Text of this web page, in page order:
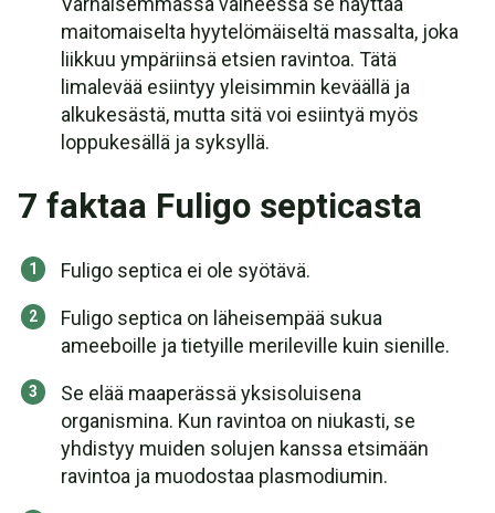
maitomaiselta hyytelömäiseltä massalta, joka
liikkuu ympäriinsä etsien ravintoa. Tätä
limalevää esiintyy yleisimmin keväällä ja
alkukesästä, mutta sitä voi esiintyä myös
loppukesällä ja syksyllä.
7 faktaa Fuligo septicasta
Fuligo septica ei ole syötävä.
Fuligo septica on läheisempää sukua
ameeboille ja tietyille merileville kuin sienille.
Se elää maaperässä yksisoluisena
organismina. Kun ravintoa on niukasti, se
yhdistyy muiden solujen kanssa etsimään
ravintoa ja muodostaa plasmodiumin.